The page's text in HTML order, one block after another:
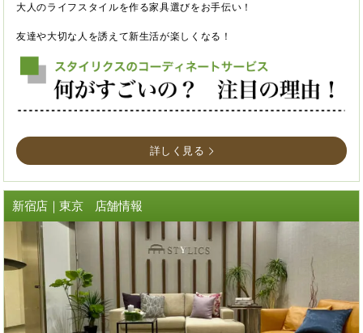
大人のライフスタイルを作る家具選びをお手伝い！
友達や大切な人を誘えて新生活が楽しくなる！
詳しく見る
新宿店｜東京 店舗情報